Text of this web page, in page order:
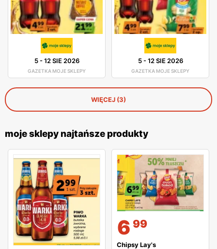
5-12 SIE 2026
GAZETKA MOJE SKLEPY
5-12 SIE 2026
GAZETKA MOJE SKLEPY
WIĘCEJ (3)
moje sklepy najtańsze produkty
6 99
Chipsy Lay's